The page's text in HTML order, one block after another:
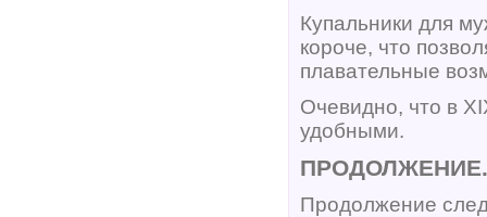
Купальники для
короче, что
плавательные
Очевидно, что в
удобными.
Продолжение